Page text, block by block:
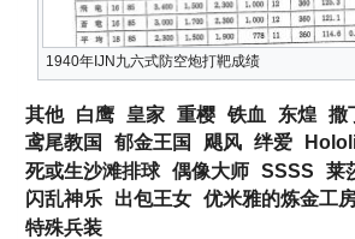
1940年IJN九六式防空炮打靶成绩
其他 白鹰 皇家 重樱 铁血 东煌 撒
鸢尾教国
郁金王国 飓风 绊爱
死或生沙滩排球 偶像大师 SSSS
莱
闪乱神乐
出包王女 优米雅的炼金工
特殊兵装